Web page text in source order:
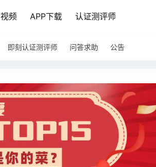
视频 APP下载 认证测评师
即刻认证测评师 问答求助 公告